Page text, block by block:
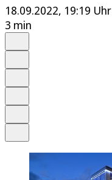
18.09.2022, 19:19 Uhr
3 min